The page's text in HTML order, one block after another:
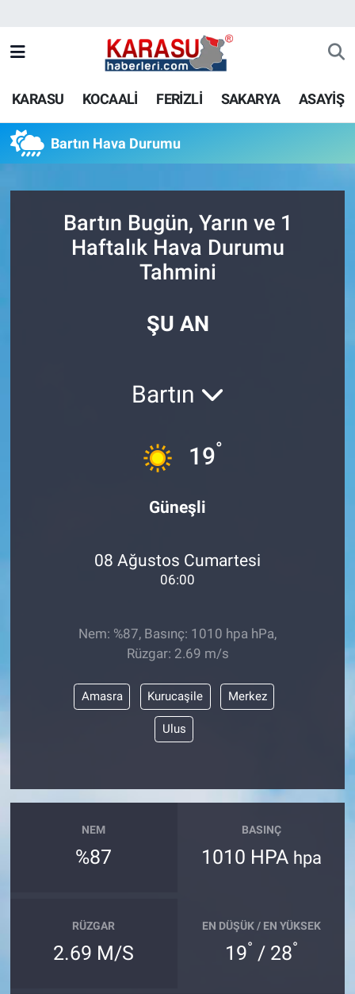
KARASU KOCAALİ FERİZLİ SAKARYA ASAYİŞ
Bartın Hava Durumu
Bartın Bugün, Yarın ve 1
Haftalık Hava Durumu
Tahmini
ŞU AN
Bartın
19°
Güneşli
08 Ağustos Cumartesi
06:00
Nem: %87, Basınç: 1010 hpa hPa,
Rüzgar: 2.69 m/s
Amasra Kurucaşile Merkez
Ulus
NEM
%87
BASINÇ
1010 HPA hpa
RÜZGAR
2.69 M/S
EN DÜŞÜK / EN YÜKSEK
19° / 28°